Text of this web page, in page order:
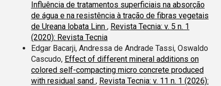
Influência de tratamentos superficiais na absorção
de água e na resistência à tração de fibras vegetais
de Ureana lobata Linn , Revista Tecnia: v. 5 n. 1
(2020): Revista Tecnia
Edgar Bacarji, Andressa de Andrade Tassi, Oswaldo
Cascudo, Effect of different mineral additions on
colored self-compacting micro concrete produced
with residual sand , Revista Tecnia: v. 11 n. 1 (2026):